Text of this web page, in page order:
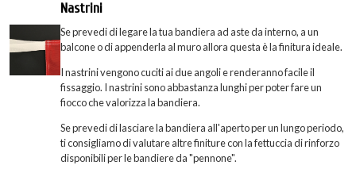
Nastrini
Se prevedi di legare la tua bandiera ad aste da interno, a un
balcone o di appenderla al muro allora questa è la finitura ideale.
I nastrini vengono cuciti ai due angoli e renderanno facile il
fissaggio. I nastrini sono abbastanza lunghi per poter fare un
fiocco che valorizza la bandiera.
Se prevedi di lasciare la bandiera all'aperto per un lungo periodo,
ti consigliamo di valutare altre finiture con la fettuccia di rinforzo
disponibili per le bandiere da "pennone".